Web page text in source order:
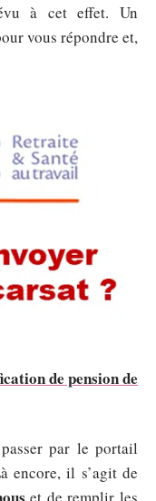
à cet effet. Un
vous répondre et,
de pension de
par le portail
encore, il s’agit de